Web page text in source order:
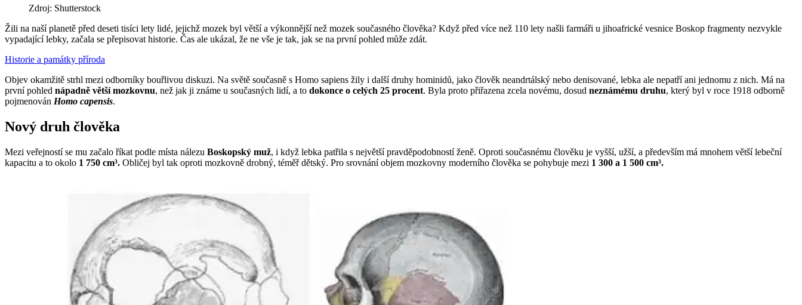
Zdroj: Shutterstock
Žili na naší planetě před deseti tisíci lety lidé, jejichž mozek byl větší a výkonnější než mozek současného člověka? Když před více než 110 lety našli farmáři u jihoafrické vesnice Boskop fragmenty nezvykle
vypadající lebky, začala se přepisovat historie. Čas ale ukázal, že ne vše je tak, jak se na první pohled může zdát.
Historie a památky příroda
Objev okamžitě strhl mezi odborníky bouřlivou diskuzi. Na světě současně s Homo sapiens žily i další druhy hominidů, jako člověk neandrtálský nebo denisované, lebka ale nepatří ani jednomu z nich. Má na
první pohled nápadně větší mozkovnu, než jak ji známe u současných lidí, a to dokonce o celých 25 procent. Byla proto přiřazena zcela novému, dosud neznámému druhu, který byl v roce 1918 odborně
pojmenován Homo capensis.
Nový druh člověka
Mezi veřejností se mu začalo říkat podle místa nálezu Boskopský muž, i když lebka patřila s největší pravděpodobností ženě. Oproti současnému člověku je vyšší, užší, a především má mnohem větší lebeční
kapacitu a to okolo 1 750 cm³. Obličej byl tak oproti mozkovně drobný, téměř dětský. Pro srovnání objem mozkovny moderního člověka se pohybuje mezi 1 300 a 1 500 cm³.